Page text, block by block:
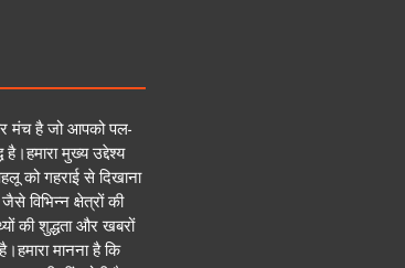
मंच है जो आपको पल-
मुख्य उद्देश्य
को गहराई से दिखाना
विभिन्न क्षेत्रों की
की शुद्धता और खबरों
मानना है कि